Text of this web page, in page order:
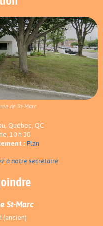
de St-Marc
Québec, QC
10 h 30
: Plan
à notre secrétaire
St-Marc
(ancien)